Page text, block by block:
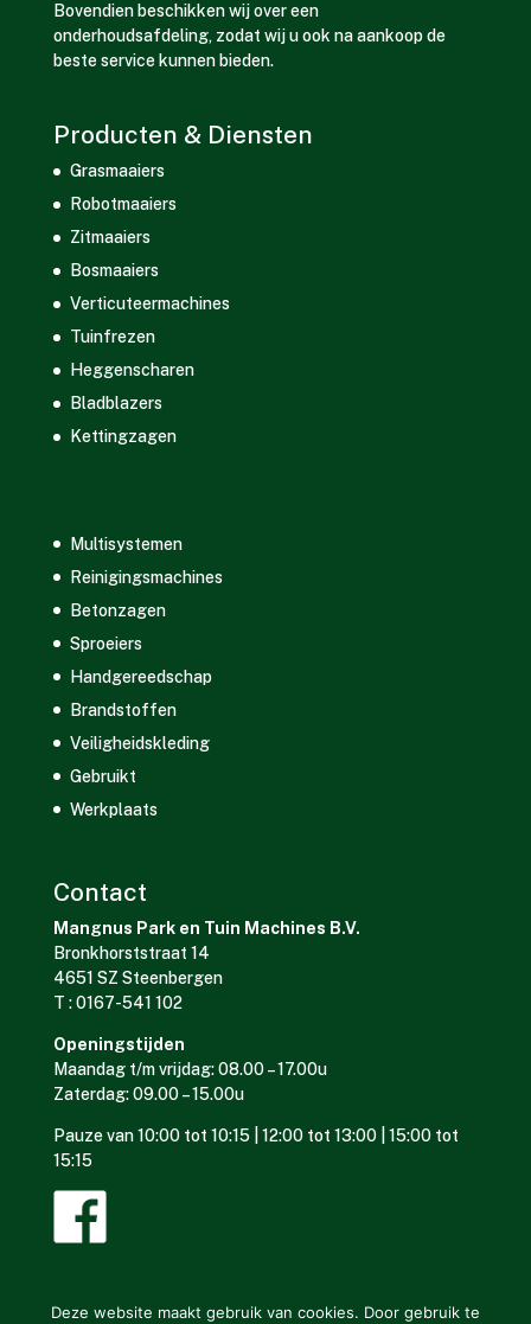
Bovendien beschikken wij over een
onderhoudsafdeling, zodat wij u ook na aankoop de
beste service kunnen bieden.
Producten & Diensten
Grasmaaiers
Robotmaaiers
Zitmaaiers
Bosmaaiers
Verticuteermachines
Tuinfrezen
Heggenscharen
Bladblazers
Kettingzagen
Multisystemen
Reinigingsmachines
Betonzagen
Sproeiers
Handgereedschap
Brandstoffen
Veiligheidskleding
Gebruikt
Werkplaats
Contact
Mangnus Park en Tuin Machines B.V.
Bronkhorststraat 14
4651 SZ Steenbergen
T : 0167-541 102
Openingstijden
Maandag t/m vrijdag: 08.00 – 17.00u
Zaterdag: 09.00 – 15.00u
Pauze van 10:00 tot 10:15 | 12:00 tot 13:00 | 15:00 tot
15:15
Deze website maakt gebruik van cookies. Door gebruik te